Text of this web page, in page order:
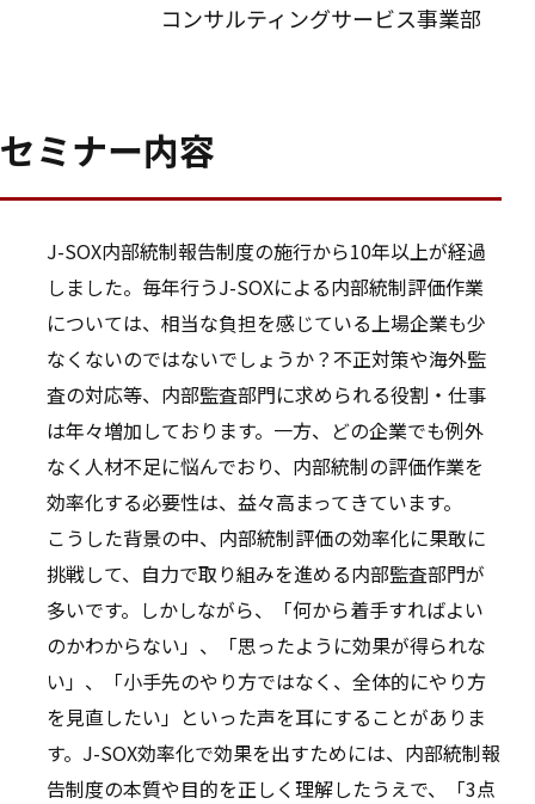
コンサルティングサービス事業部
セミナー内容
J-SOX内部統制報告制度の施行から10年以上が経過
しました。毎年行うJ-SOXによる内部統制評価作業
については、相当な負担を感じている上場企業も少
なくないのではないでしょうか？不正対策や海外監
査の対応等、内部監査部門に求められる役割・仕事
は年々増加しております。一方、どの企業でも例外
なく人材不足に悩んでおり、内部統制の評価作業を
効率化する必要性は、益々高まってきています。
こうした背景の中、内部統制評価の効率化に果敢に
挑戦して、自力で取り組みを進める内部監査部門が
多いです。しかしながら、「何から着手すればよい
のかわからない」、「思ったように効果が得られな
い」、「小手先のやり方ではなく、全体的にやり方
を見直したい」といった声を耳にすることがありま
す。J-SOX効率化で効果を出すためには、内部統制報
告制度の本質や目的を正しく理解したうえで、「3点